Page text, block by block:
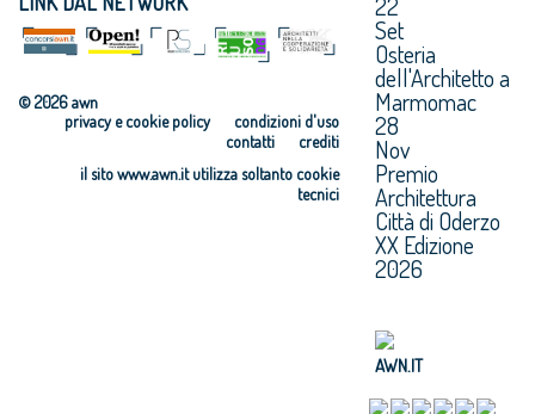
© 2026 awn
condizioni d'uso
privacy e cookie policy
crediti
contatti
il sito www.awn.it utilizza soltanto cookie
tecnici
Set
Osteria
dell'Architetto a
Marmomac
28
Nov
Premio
Architettura
Città di Oderzo
XX Edizione
2026
AWN.IT